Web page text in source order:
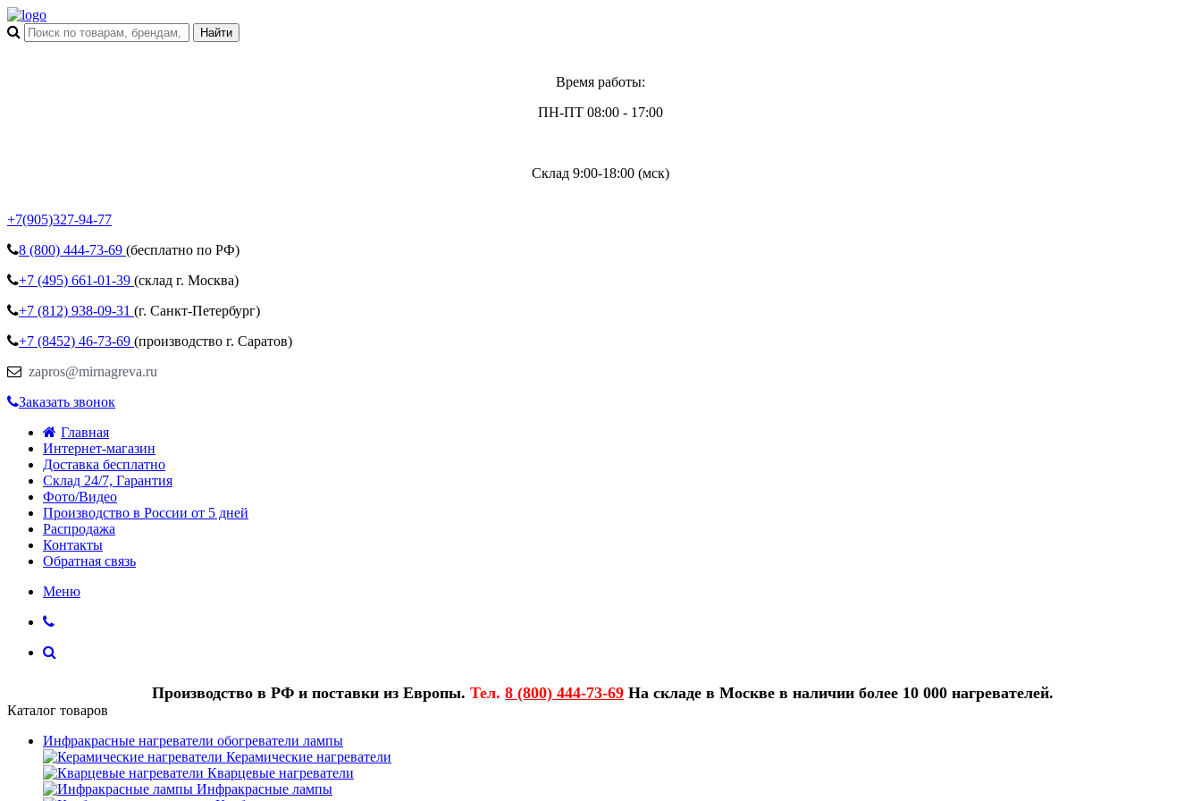
Время работы:
ПН-ПТ 08:00 - 17:00
Склад 9:00-18:00 (мск)
+7(905)327-94-77
8 (800) 444-73-69 (бесплатно по РФ)
+7 (495) 661-01-39 (склад г. Москва)
+7 (812) 938-09-31 (г. Санкт-Петербург)
+7 (8452) 46-73-69 (производство г. Саратов)
zapros@mirnagreva.ru
Заказать звонок
Главная
Интернет-магазин
Доставка бесплатно
Склад 24/7, Гарантия
Фото/Видео
Производство в России от 5 дней
Распродажа
Контакты
Обратная связь
Меню
Производство в РФ и поставки из Европы. Тел. 8 (800) 444-73-69 На складе в Москве в наличии более 10 000 нагревателей.
Каталог товаров
Инфракрасные нагреватели обогреватели лампы
Керамические нагреватели
Кварцевые нагреватели
Инфракрасные лампы